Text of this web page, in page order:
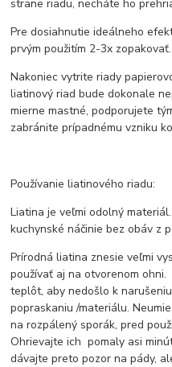
strane riadu, necháte ho
Pre dosiahnutie ideálneho
prvým použitím 2-3x zopakovať.
Nakoniec vytrite riady
liatinový riad bude dokonale
mierne mastné, podporujete
zabránite prípadnému vzniku
Používanie liatinového riadu:
Liatina je veľmi odolný
kuchynské náčinie bez obáv z
Prírodná liatina znesie veľmi
používať aj na otvorenom
teplôt, aby nedošlo k
popraskaniu /materiálu.
na rozpálený sporák, pred
Ohrievajte ich pomaly asi
dávajte preto pozor na pády,